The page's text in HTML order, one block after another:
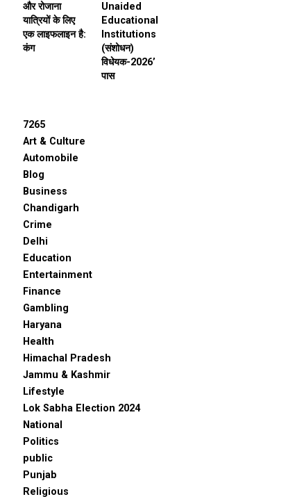
और रोजाना
यात्रियों के लिए
एक लाइफलाइन है:
कंग
Unaided
Educational
Institutions
(संशोधन)
विधेयक-2026’
पास
7265
Art & Culture
Automobile
Blog
Business
Chandigarh
Crime
Delhi
Education
Entertainment
Finance
Gambling
Haryana
Health
Himachal Pradesh
Jammu & Kashmir
Lifestyle
Lok Sabha Election 2024
National
Politics
public
Punjab
Religious